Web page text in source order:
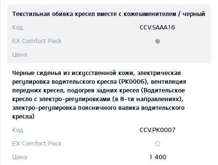
Текстильная обивка кресел вместе с кожезаменителем / черный
CCV.SAAA16
Черные сиденья из искусственной кожи, электрическая
регулировка водительского кресла (PK0006), вентиляция
передних кресел, подогрев задних кресел (Водительское
кресло с электро-регулировками (в 8-ти направлениях),
электро-регулировка поясничного валика водительского
кресла)
CCV.PK0007
1 400